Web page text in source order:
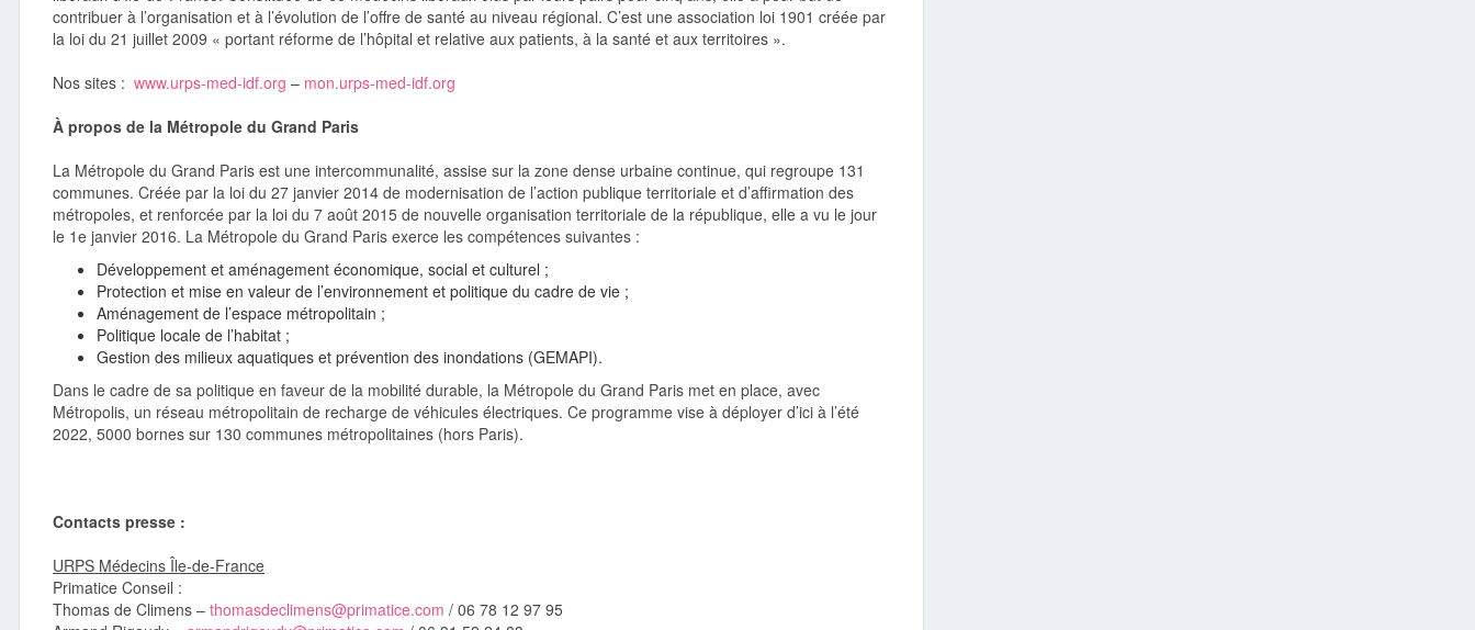
contribuer à l’organisation et à l’évolution de l’offre de santé au niveau régional. C’est une association loi 1901 créée par
la loi du 21 juillet 2009 « portant réforme de l’hôpital et relative aux patients, à la santé et aux territoires ».
Nos sites : www.urps-med-idf.org – mon.urps-med-idf.org
À propos de la Métropole du Grand Paris
La Métropole du Grand Paris est une intercommunalité, assise sur la zone dense urbaine continue, qui regroupe 131
communes. Créée par la loi du 27 janvier 2014 de modernisation de l’action publique territoriale et d’affirmation des
métropoles, et renforcée par la loi du 7 août 2015 de nouvelle organisation territoriale de la république, elle a vu le jour
le 1e janvier 2016. La Métropole du Grand Paris exerce les compétences suivantes :
Développement et aménagement économique, social et culturel ;
Protection et mise en valeur de l’environnement et politique du cadre de vie ;
Aménagement de l’espace métropolitain ;
Politique locale de l’habitat ;
Gestion des milieux aquatiques et prévention des inondations (GEMAPI).
Dans le cadre de sa politique en faveur de la mobilité durable, la Métropole du Grand Paris met en place, avec
Métropolis, un réseau métropolitain de recharge de véhicules électriques. Ce programme vise à déployer d’ici à l’été
2022, 5000 bornes sur 130 communes métropolitaines (hors Paris).
Contacts presse :
URPS Médecins Île-de-France
Primatice Conseil :
Thomas de Climens – thomasdeclimens@primatice.com / 06 78 12 97 95